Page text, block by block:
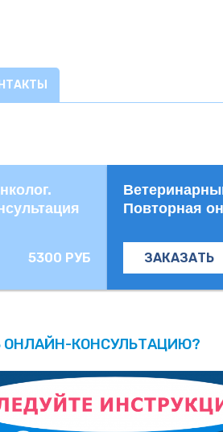
5300 РУБ
Повторная
ЗАКАЗАТЬ
ОНЛАЙН-КОНСУЛЬТАЦИЮ?